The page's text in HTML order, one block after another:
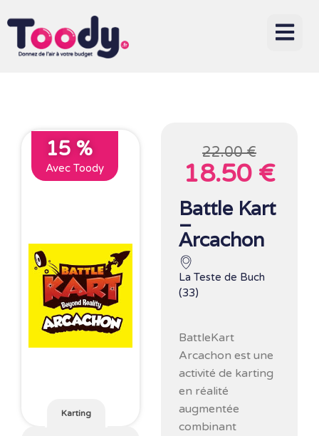
15 %
Avec Toody
Karting
22.00 €
18.50 €
Battle Kart
–
Arcachon
La Teste de Buch
(33)
BattleKart
Arcachon est une
activité de karting
en réalité
augmentée
combinant